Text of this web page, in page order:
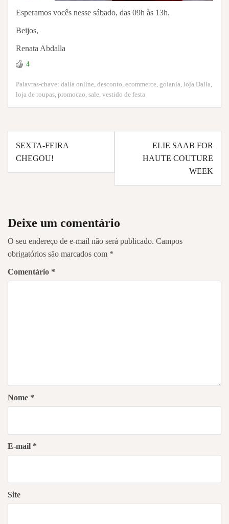
Esperamos vocês nesse sábado, das 09h às 13h.
Beijos,
Renata Abdalla
4
Palavras-chave: dalla online desconto ecommerce goiania loja Dalla
loja de roupas promocao sale vestido de festa
Navegação
de
Post
SEXTA-FEIRA
CHEGOU!
ELIE SAAB FOR
HAUTE COUTURE
WEEK
Deixe um comentário
O seu endereço de e-mail não será publicado. Campos
obrigatórios são marcados com *
Comentário *
Nome *
E-mail *
Site